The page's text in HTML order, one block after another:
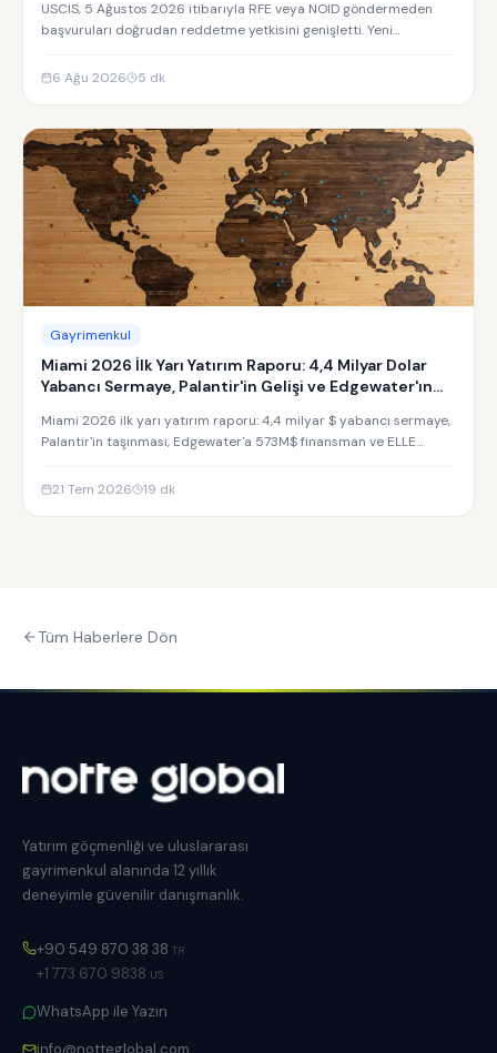
USCIS, 5 Ağustos 2026 itibarıyla RFE veya NOID göndermeden
başvuruları doğrudan reddetme yetkisini genişletti. Yeni
6 Ağu 2026
5 dk
Gayrimenkul
Miami 2026 İlk Yarı Yatırım Raporu: 4,4 Milyar Dolar
Yabancı Sermaye, Palantir'in Gelişi ve Edgewater'ın
Miami 2026 ilk yarı yatırım raporu: 4,4 milyar $ yabancı sermaye,
Palantir'in taşınması, Edgewater'a 573M$ finansman ve ELLE
21 Tem 2026
19 dk
Tüm Haberlere Dön
Yatırım göçmenliği ve uluslararası
gayrimenkul alanında 12 yıllık
deneyimle güvenilir danışmanlık.
+90 549 870 38 38 TR
+1 773 670 9838 US
WhatsApp ile Yazın
info@notteglobal.com